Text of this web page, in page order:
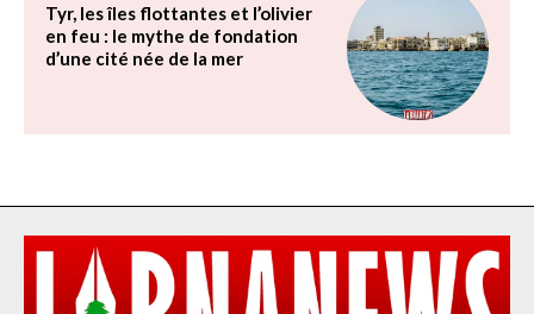
Tyr, les îles flottantes et l’olivier
en feu : le mythe de fondation
d’une cité née de la mer